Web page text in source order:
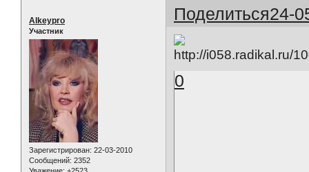
Поделиться24-
Alkeypro
Участник
Зарегистрирован: 22-03-2010
Сообщений: 2352
0